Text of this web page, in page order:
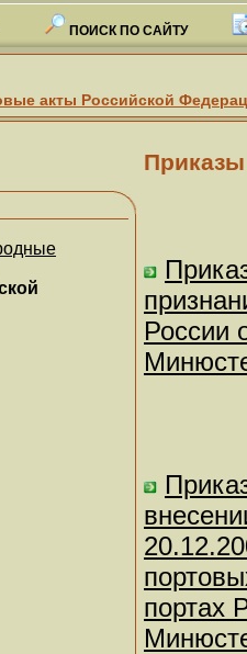
ПОИСК ПО САЙТУ
акты Российской
России
портах